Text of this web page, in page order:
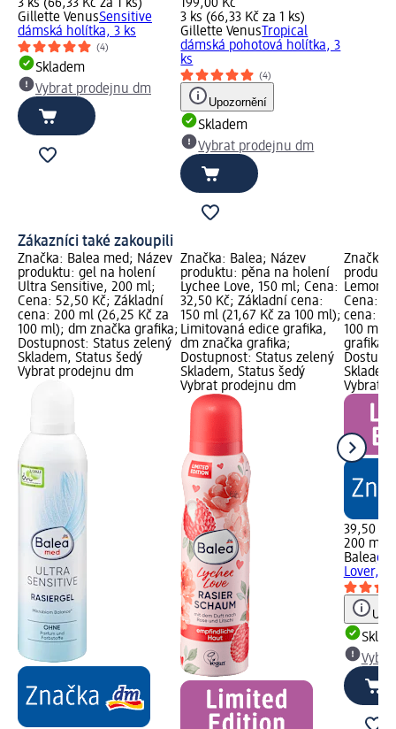
3 ks (66,33 Kč za 1 ks)
Gillette VenusSensitive
dámská holítka, 3 ks
(4)
Skladem
Vybrat prodejnu dm
199,00 Kč
3 ks (66,33 Kč za 1 ks)
Gillette Venus Tropical
dámská pohotová holítka, 3
ks
(4)
Upozornění
Skladem
Vybrat prodejnu dm
Zákazníci také zakoupili
Značka: Balea med; Název
produktu: gel na holení
Ultra Sensitive, 200 ml;
Cena: 52,50 Kč; Základní
cena: 200 ml (26,25 Kč za
100 ml); dm značka grafika;
Dostupnost: Status zelený
Skladem, Status šedý
Vybrat prodejnu dm
Značka: Balea; Název
produktu: pěna na holení
Lychee Love, 150 ml; Cena:
32,50 Kč; Základní cena:
150 ml (21,67 Kč za 100 ml);
Limitovaná edice grafika,
dm značka grafika;
Dostupnost: Status zelený
Skladem, Status šedý
Vybrat prodejnu dm
Značka:
Lemon
Cena:
cena:
100 ml);
grafika,
Vybrat
39,50 Kč
200 ml
Balea
Lover,